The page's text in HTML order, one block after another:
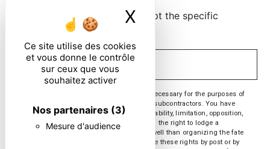
Ce site utilise des cookies
et vous donne le contrôle
sur ceux que vous
souhaitez activer
Nos partenaires (3)
Mesure d'audience
X Masquer le
By checking this box, I accept the specific
conditions below **
SEND
** The personal data communicated are necessary for the purposes of
contacting you. They are intended and its subcontractors. You have
rights of access, rectification, erasure, portability, limitation, opposition,
withdrawal of your consent at any time and the right to lodge a
complaint with a supervisory authority, as well than organizing the fate
of your post-mortem data. You can exercise these rights by post or by